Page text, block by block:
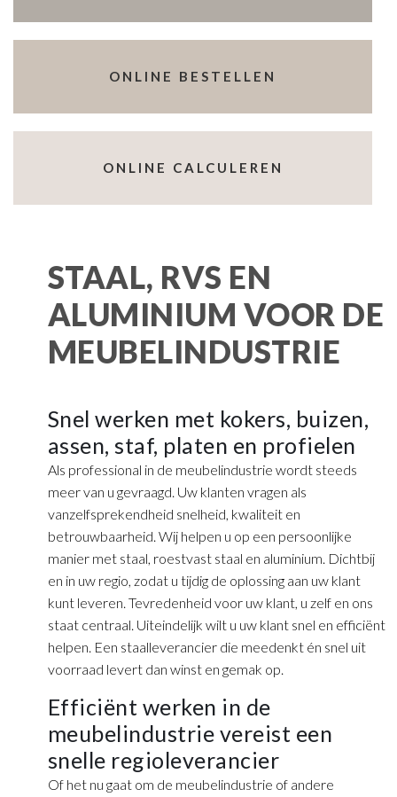
ONLINE BESTELLEN
ONLINE CALCULEREN
STAAL, RVS EN
ALUMINIUM VOOR DE
MEUBELINDUSTRIE
Snel werken met kokers, buizen,
assen, staf, platen en profielen
Als professional in de meubelindustrie wordt steeds
meer van u gevraagd. Uw klanten vragen als
vanzelfsprekendheid snelheid, kwaliteit en
betrouwbaarheid. Wij helpen u op een persoonlijke
manier met staal, roestvast staal en aluminium. Dichtbij
en in uw regio, zodat u tijdig de oplossing aan uw klant
kunt leveren. Tevredenheid voor uw klant, u zelf en ons
staat centraal. Uiteindelijk wilt u uw klant snel en efficiënt
helpen. Een staalleverancier die meedenkt én snel uit
voorraad levert dan winst en gemak op.
Efficiënt werken in de
meubelindustrie vereist een
snelle regioleverancier
Of het nu gaat om de meubelindustrie of andere